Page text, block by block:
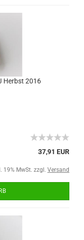
Herbst 2016
37,91 EUR
19% MwSt. zzgl. Versand